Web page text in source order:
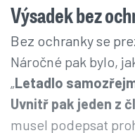
Výsadek bez
Bez ochranky se
Náročné pak bylo,
„Letadlo
Uvnitř pak jeden z
musel podepsat